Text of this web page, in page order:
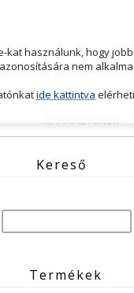
KARIKAGYŰRŰK
Kereső
Termékek
kat használunk, hogy
nem
ide kattintva